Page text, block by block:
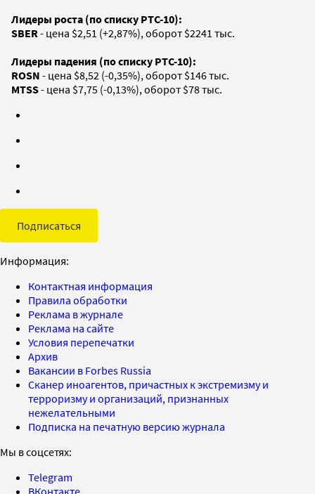
Лидеры роста (по списку РТС-10):
SBER - цена $2,51 (+2,87%), оборот $2241 тыс.
Лидеры падения (по списку РТС-10):
ROSN - цена $8,52 (-0,35%), оборот $146 тыс.
MTSS- цена $7,75 (-0,13%), оборот $78 тыс.
Подписаться
Информация:
Контактная информация
Правила обработки
Реклама в журнале
Реклама на сайте
Условия перепечатки
Архив
Вакансии в Forbes Russia
Сканер иноагентов, причастных к экстремизму и
терроризму и организаций, признанных
нежелательными
Подписка на печатную версию журнала
Мы в соцсетях:
Telegram
ВКонтакте